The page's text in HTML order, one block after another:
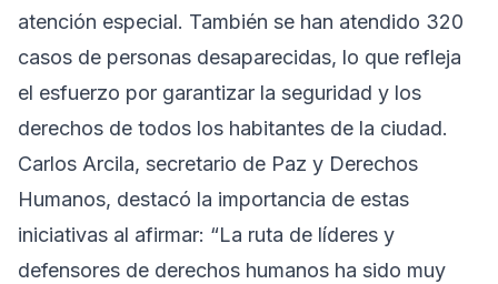
atención especial. También se han atendido 320
casos de personas desaparecidas, lo que refleja
el esfuerzo por garantizar la seguridad y los
derechos de todos los habitantes de la ciudad.
Carlos Arcila, secretario de Paz y Derechos
Humanos, destacó la importancia de estas
iniciativas al afirmar: “La ruta de líderes y
defensores de derechos humanos ha sido muy